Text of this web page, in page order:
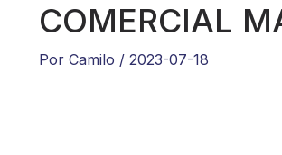
COMERCIAL
Por Camilo / 2023-07-18